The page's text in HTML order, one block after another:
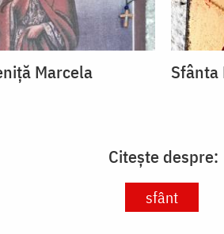
Marcela Sfânta
Citește despre:
sfânt